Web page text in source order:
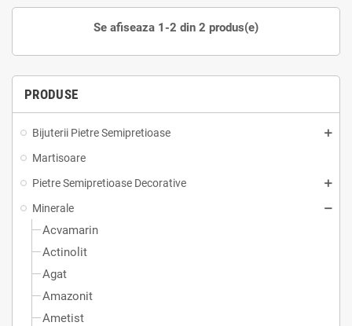
PRODUSE
Bijuterii Pietre Semipretioase
Martisoare
Pietre Semipretioase Decorative
Minerale
Acvamarin
Actinolit
Agat
Amazonit
Ametist
Se afiseaza 1-2 din 2 produs(e)